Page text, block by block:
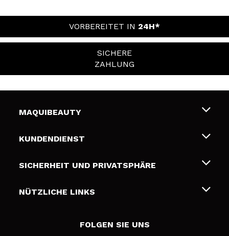
VORBEREITET IN 24H*
SICHERE
ZAHLUNG
MAQUIBEAUTY
Über uns
Geschenkkarten
KUNDENDIENST
Liefer- und Versandkosten
Zahlung
SICHERHEIT UND PRIVATSPHÄRE
Bedingungen und Datenschutz
NÜTZLICHE LINKS
FOLGEN SIE UNS